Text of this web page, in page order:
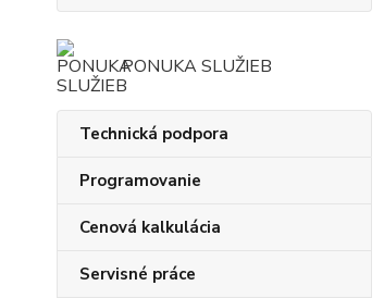
PONUKA SLUŽIEB
Technická podpora
Programovanie
Cenová kalkulácia
Servisné práce